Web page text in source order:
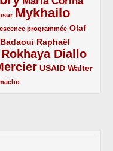
Mykhailo
programmée Olaf
Raphaël
Rokhaya Diallo
USAID Walter